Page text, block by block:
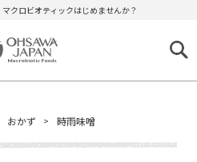
クロビオティックはじめませんか？
おかず 時雨味噌